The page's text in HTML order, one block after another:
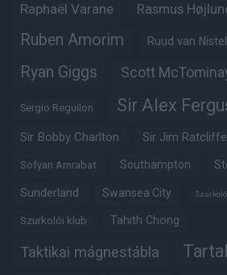
Raphaël Varane Rasmus
Ruben Amorim Ruud van
Ryan Giggs Scott
Sergio Reguilon Sir Alex
Sir Bobby Charlton Sir Jim Ratcliffe
Sofyan Amrabat Southampton
Sunderland Swansea City
Szurkolói klub Tahith Chong
Taktikai mágnestábla